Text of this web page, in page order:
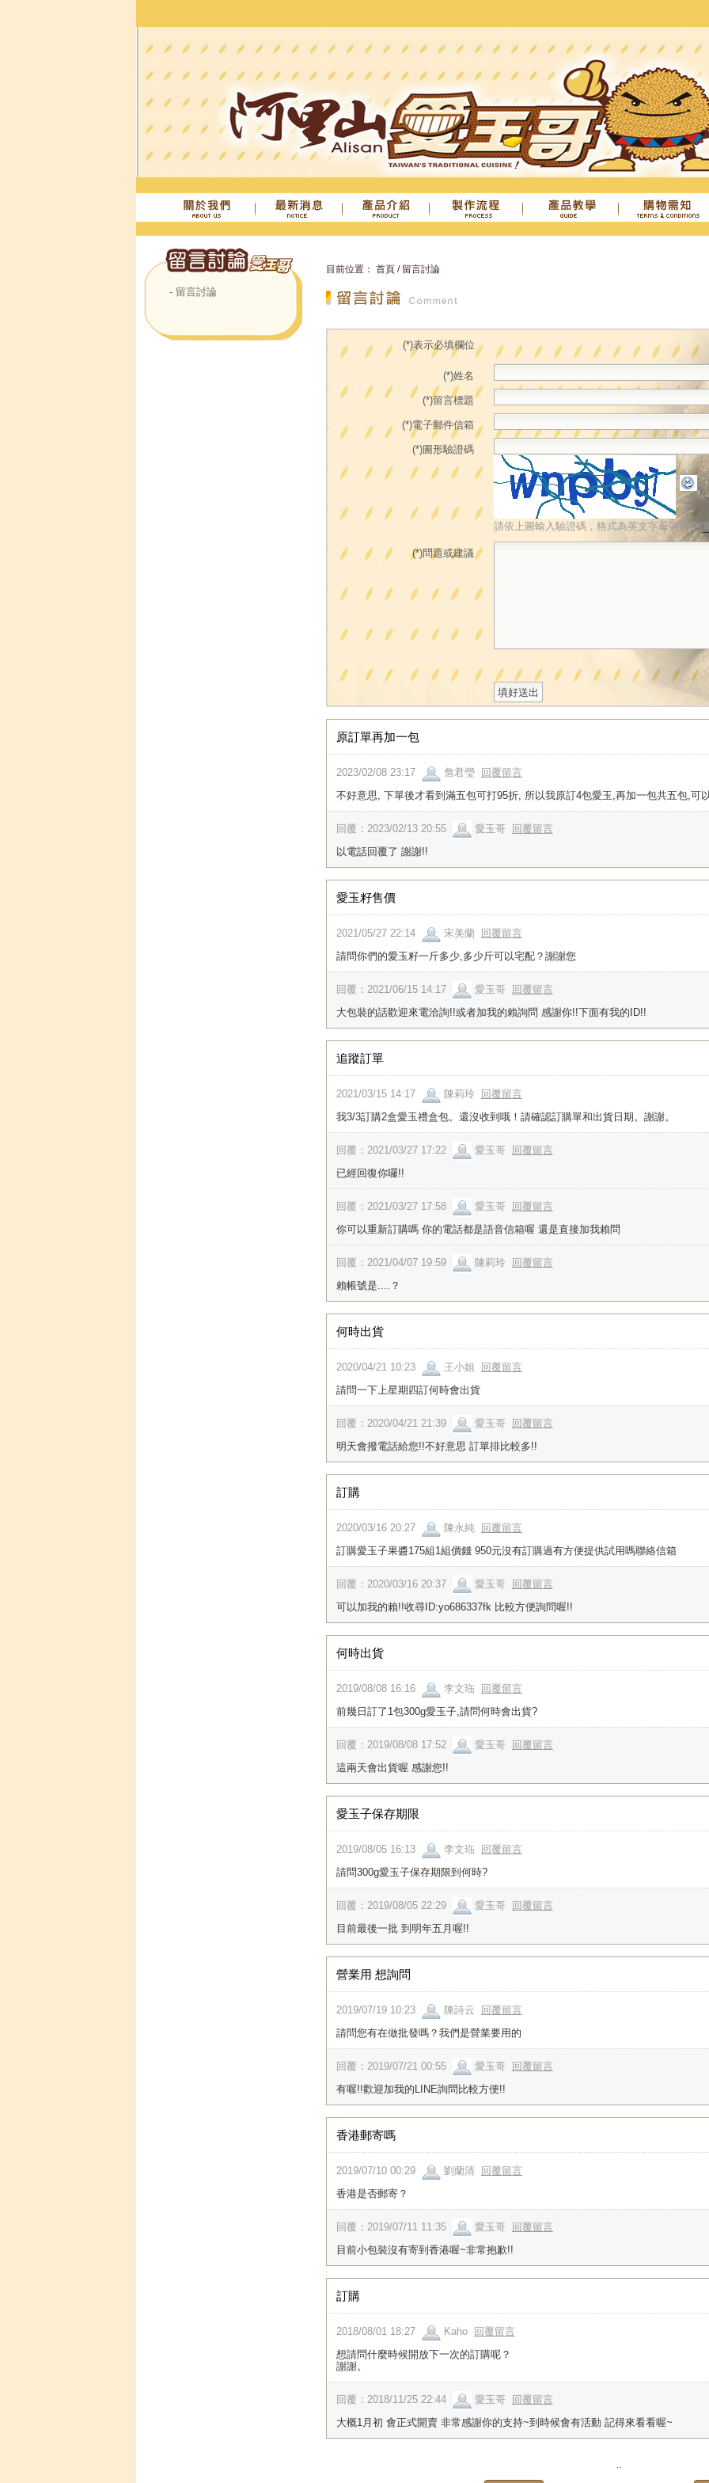
目前位置： 首頁 / 留言討論
(*)表示必填欄位
(*)姓名
(*)留言標題
(*)電子郵件信箱
(*)圖形驗證碼
請依上圖輸入驗證碼，格式為英文字母與數字(
(*)問題或建議
原訂單再加一包
2023/02/08 23:17 詹君瑩
回覆留言
不好意思, 下單後才看到滿五包可打95折, 所以我原訂4包愛玉,再加一包共五包,可
回覆：2023/02/13 20:55 愛玉哥
回覆留言
以電話回覆了 謝謝!!
愛玉籽售價
2021/05/27 22:14 宋美蘭
回覆留言
請問你們的愛玉籽一斤多少,多少斤可以宅配？謝謝您
回覆：2021/06/15 14:17 愛玉哥
回覆留言
大包裝的話歡迎來電洽詢!!或者加我的賴詢問 感謝你!!下面有我的ID!!
追蹤訂單
2021/03/15 14:17 陳莉玲
回覆留言
我3/3訂購2盒愛玉禮盒包。還沒收到哦！請確認訂購單和出貨日期。謝謝。
回覆：2021/03/27 17:22 愛玉哥
回覆留言
已經回復你囉!!
回覆：2021/03/27 17:58 愛玉哥
回覆留言
你可以重新訂購嗎 你的電話都是語音信箱喔 還是直接加我賴問
回覆：2021/04/07 19:59 陳莉玲
回覆留言
賴帳號是....？
何時出貨
2020/04/21 10:23 王小姐
回覆留言
請問一下上星期四訂何時會出貨
回覆：2020/04/21 21:39 愛玉哥
回覆留言
明天會撥電話給您!!不好意思 訂單排比較多!!
訂購
2020/03/16 20:27 陳永純
回覆留言
訂購愛玉子果醬175組1組價錢 950元沒有訂購過有方便提供試用嗎聯絡信箱
回覆：2020/03/16 20:37 愛玉哥
回覆留言
可以加我的賴!!收尋ID:yo686337fk 比較方便詢問喔!!
何時出貨
2019/08/08 16:16 李文珤
回覆留言
前幾日訂了1包300g愛玉子,請問何時會出貨?
回覆：2019/08/08 17:52 愛玉哥
回覆留言
這兩天會出貨喔 感謝您!!
愛玉子保存期限
2019/08/05 16:13 李文珤
回覆留言
請問300g愛玉子保存期限到何時?
回覆：2019/08/05 22:29 愛玉哥
回覆留言
目前最後一批 到明年五月喔!!
營業用 想詢問
2019/07/19 10:23 陳詩云
回覆留言
請問您有在做批發嗎？我們是營業要用的
回覆：2019/07/21 00:55 愛玉哥
回覆留言
有喔!!歡迎加我的LINE詢問比較方便!!
香港郵寄嗎
2019/07/10 00:29 劉蘭清
回覆留言
香港是否郵寄？
回覆：2019/07/11 11:35 愛玉哥
回覆留言
目前小包裝沒有寄到香港喔~非常抱歉!!
訂購
2018/08/01 18:27 Kaho
回覆留言
想請問什麼時候開放下一次的訂購呢？
謝謝。
回覆：2018/11/25 22:44 愛玉哥
回覆留言
大概1月初 會正式開賣 非常感謝你的支持~到時候會有活動 記得來看看喔~
..
- 留言討論